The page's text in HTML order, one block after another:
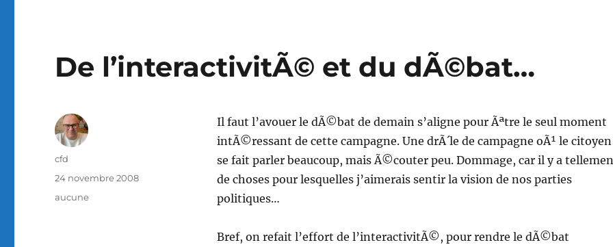
De l’interactivitÃ© et du dÃ©bat…
Il faut l’avouer le dÃ©bat de demain s’aligne pour Ãªtre le seul moment
intÃ©ressant de cette campagne. Une drÃ´le de campagne oÃ¹ le citoyen
se fait parler beaucoup, mais Ã©couter peu. Dommage, car il y a
de choses pour lesquelles j’aimerais sentir la vision de nos parties
politiques…
Bref, on refait l’effort de l’interactivitÃ©, pour rendre le dÃ©bat
Auteur
cfd
Publié
24 novembre 2008
Catégories
aucune